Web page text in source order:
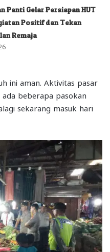
Panti Gelar Persiapan HUT
Positif dan Tekan
Remaja
ini aman. Aktivitas pasar
beberapa pasokan
sekarang masuk hari